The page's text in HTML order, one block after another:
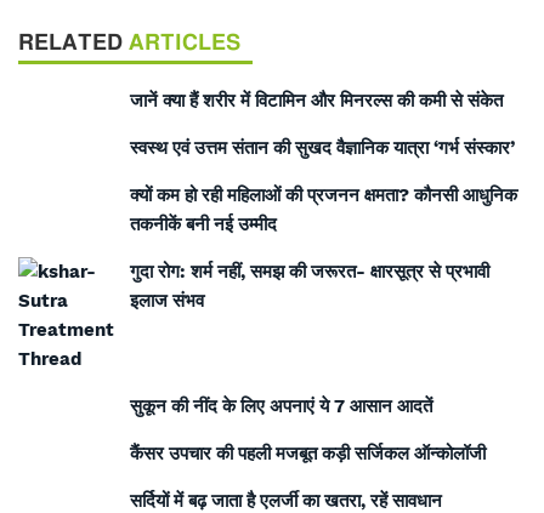
RELATED ARTICLES
जानें क्या हैं शरीर में विटामिन और मिनरल्स की कमी से संकेत
स्वस्थ एवं उत्तम संतान की सुखद वैज्ञानिक यात्रा ‘गर्भ संस्कार’
क्यों कम हो रही महिलाओं की प्रजनन क्षमता? कौनसी आधुनिक
तकनीकें बनी नई उम्मीद
गुदा रोग: शर्म नहीं, समझ की जरूरत- क्षारसूत्र से प्रभावी
इलाज संभव
सुकून की नींद के लिए अपनाएं ये 7 आसान आदतें
कैंसर उपचार की पहली मजबूत कड़ी सर्जिकल ऑन्कोलॉजी
सर्दियों में बढ़ जाता है एलर्जी का खतरा, रहें सावधान